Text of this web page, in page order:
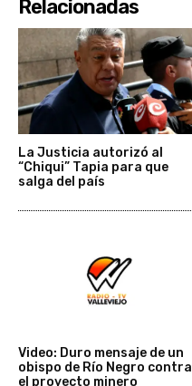
Relacionadas
La Justicia autorizó al
“Chiqui” Tapia para que
salga del país
Video: Duro mensaje de un
obispo de Río Negro contra
el proyecto minero